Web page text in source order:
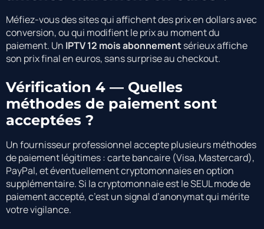
Méfiez-vous des sites qui affichent des prix en dollars avec
conversion, ou qui modifient le prix au moment du
paiement. Un IPTV 12 mois abonnementsérieux affiche
son prix final en euros, sans surprise au checkout.
Vérification 4 — Quelles
méthodes de paiement sont
acceptées ?
Un fournisseur professionnel accepte plusieurs méthodes
de paiement légitimes : carte bancaire (Visa, Mastercard),
PayPal, et éventuellement cryptomonnaies en option
supplémentaire. Si la cryptomonnaie est le SEUL mode de
paiement accepté, c’est un signal d’anonymat qui mérite
votre vigilance.